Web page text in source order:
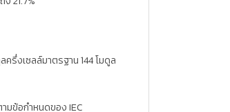
รึ่งเซลล์มาตรฐาน 144 โมดูล
มข้อกำหนดของ IEC